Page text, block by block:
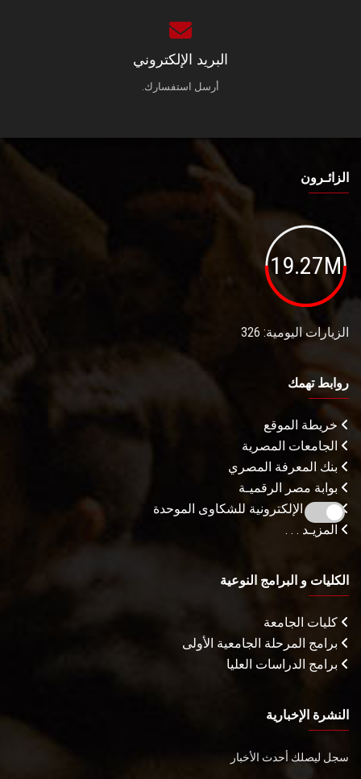
البريد الإلكتروني
أرسل استفسارك.
الزائـرون
19.27M
الزيارات اليومية: 326
روابط تهمك
خريطة الموقع
الجامعات المصرية
بنك المعرفة المصري
بوابة مصر الرقميـة
البوابة الإلكترونية للشكاوى الموحدة
المزيـد . . .
الكليات و البرامج النوعية
كليات الجامعة
برامج المرحلة الجامعية الأولى
برامج الدراسات العليا
النشرة الإخبارية
سجل ليصلك أحدث الأخبار